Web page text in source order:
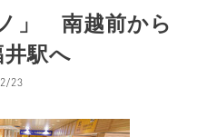
」 南越前から
井駅へ
23